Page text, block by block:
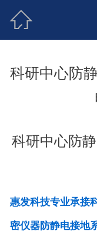

科研中心防
科研中心防
惠发科技专业承接
密仪器防静电接地